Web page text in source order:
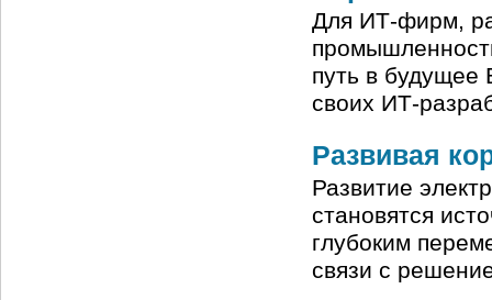
Для ИТ-фирм,
путь в будущее
своих ИТ-
Развивая
Развитие
становятся
глубоким
связи с